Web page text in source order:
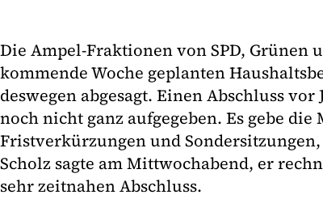
Die Ampel-Fraktionen von SPD, Grünen
kommende Woche geplanten
deswegen abgesagt. Einen Abschluss vor
noch nicht ganz aufgegeben. Es gebe
Fristverkürzungen und
Scholz sagte am Mittwochabend, er
sehr zeitnahen Abschluss.